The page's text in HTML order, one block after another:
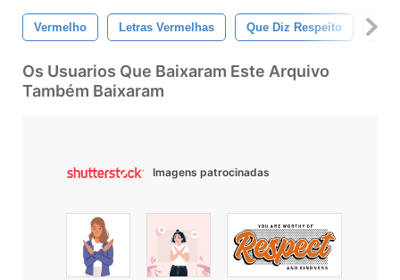
Vermelho Letras Vermelhas Que Diz Respeito
Os Usuarios Que Baixaram Este Arquivo
Também Baixaram
Imagens patrocinadas